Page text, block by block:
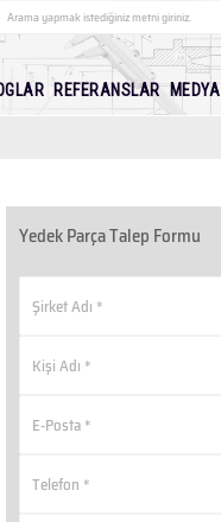
REFERANSLAR MEDYA
Yedek Parça Talep Formu